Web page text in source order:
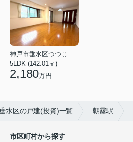
神戸市垂水区つつじが丘６丁目
5LDK (142.01㎡)
2,180万円
水区の戸建(投資)一覧 朝霧駅
市区町村から探す